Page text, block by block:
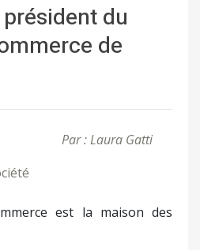
du
de
Par : Laura Gatti
est la maison des